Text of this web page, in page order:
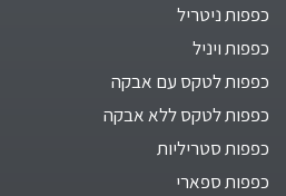
כפפות ניטריל
כפפות ויניל
כפפות לטקס עם אבקה
כפפות לטקס ללא אבקה
כפפות סטריליות
כפפות ספארי